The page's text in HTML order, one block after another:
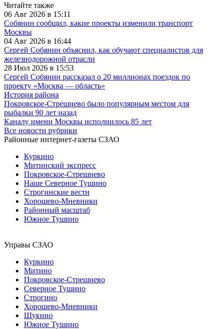
Читайте также
06 Авг 2026 в 15:11
Собянин сообщил, какие проекты изменили транспорт
Москвы
04 Авг 2026 в 16:44
Сергей Собянин объяснил, как обучают специалистов для
железнодорожной отрасли
28 Июл 2026 в 15:53
Сергей Собянин рассказал о 20 миллионах поездок по
проекту «Москва — область»
История района
Покровское-Стрешнево было популярным местом для
рыбалки 90 лет назад
Каналу имени Москвы исполнилось 85 лет
Все новости рубрики
Районные интернет-газеты СЗАО
Куркино
Митинский экспресс
Покровское-Стрешнево
Наше Северное Тушино
Строгинские вести
Хорошево-Мневники
Районный масштаб
Южное Тушино
Управы СЗАО
Куркино
Митино
Покровское-Стрешнево
Северное Тушино
Строгино
Хорошево-Мневники
Щукино
Южное Тушино